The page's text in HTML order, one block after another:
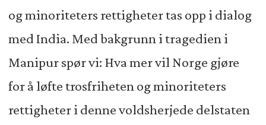
og minoriteters rettigheter tas opp i dialog
med India. Med bakgrunn i tragedien i
Manipur spør vi: Hva mer vil Norge gjøre
for å løfte trosfriheten og minoriteters
rettigheter i denne voldsherjede delstaten